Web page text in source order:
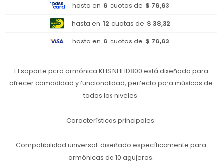
hasta en 6 cuotas de $ 76,63
hasta en 12 cuotas de $ 38,32
hasta en 6 cuotas de $ 76,63
El soporte para armónica KHS NHHD800 está diseñado para
ofrecer comodidad y funcionalidad, perfecto para músicos de
todos los niveles.
Características principales:
Compatibilidad universal: diseñado específicamente para
armónicas de 10 agujeros.